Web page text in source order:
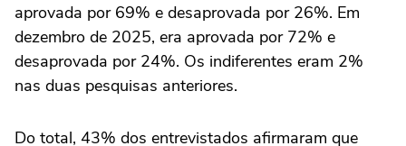
aprovada por 69% e desaprovada por 26%. Em
dezembro de 2025, era aprovada por 72% e
desaprovada por 24%. Os indiferentes eram 2%
nas duas pesquisas anteriores.
Do total, 43% dos entrevistados afirmaram que